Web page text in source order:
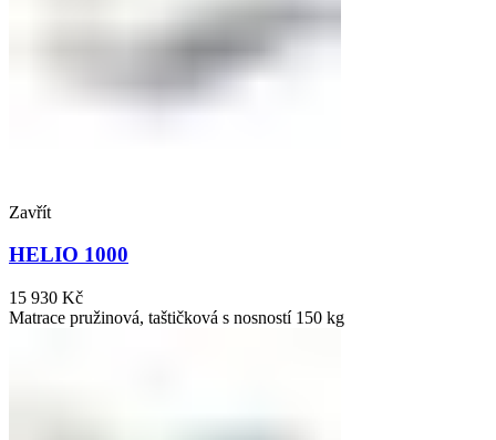
Zavřít
HELIO 1000
15 930 Kč
Matrace pružinová, taštičková s nosností 150 kg